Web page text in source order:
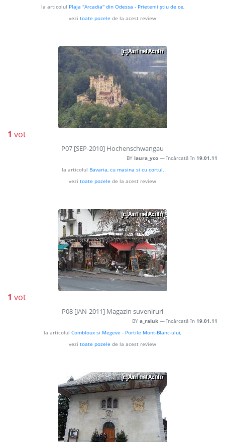
la articolul Plaja ''Arcadia'' din Odessa - Prietenii ştiu de ce,
vezi toate pozele de la acest review
1 vot
P07 [SEP-2010] Hochenschwangau
BY laura_yco — încărcată în 19.01.11
la articolul Bavaria, cu masina si cu cortul,
vezi toate pozele de la acest review
1 vot
P08 [JAN-2011] Magazin suveniruri
BY a_raluk — încărcată în 19.01.11
la articolul Combloux si Megeve - Portile Mont-Blanc-ului,
vezi toate pozele de la acest review